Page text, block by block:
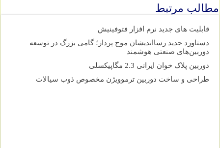
مطالب مرتبط
قابلیت های جدید نرم افزار فتوفینیش
دستاورد جدید رسااندیشان موج پرداز؛ گامی بزرگ در توسعه
دوربین‌های صنعتی هوشمند
دوربین پلاک خوان ایرانی 2.3 مگاپیکسلی
طراحی و ساخت دوربین ترموویژن مخصوص ذوب سیالات